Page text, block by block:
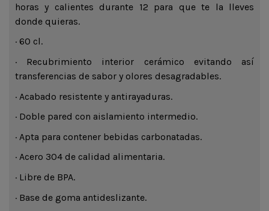
horas y calientes durante 12 para que te la lleves
donde quieras.
· 60 cl.
· Recubrimiento interior cerámico evitando así
transferencias de sabor y olores desagradables.
· Acabado resistente y antirayaduras.
· Doble pared con aislamiento intermedio.
· Apta para contener bebidas carbonatadas.
· Acero 304 de calidad alimentaria.
· Libre de BPA.
· Base de goma antideslizante.